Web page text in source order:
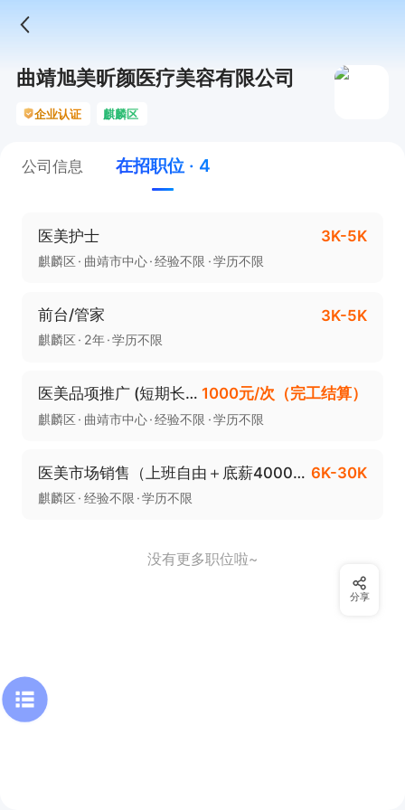
曲靖旭美昕颜医疗美容有限公司
企业认证 麒麟区
公司信息 在招职位 · 4
医美护士 3K-5K
麒麟区 曲靖市中心 经验不限 学历不限
前台/管家 3K-5K
麒麟区 2年 学历不限
医美品项推广 (短期长期皆可） 1000元/次（完工结算）
麒麟区 曲靖市中心 经验不限 学历不限
医美市场销售（上班自由＋底薪4000＋绩效6000） 6K-30K
麒麟区 经验不限 学历不限
没有更多职位啦~
分享